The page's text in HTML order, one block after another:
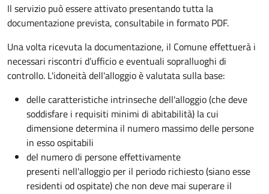
Il servizio può essere attivato presentando tutta la
documentazione prevista, consultabile in formato PDF.
Una volta ricevuta la documentazione, il Comune effettuerà i
necessari riscontri d’ufficio e eventuali sopralluoghi di
controllo. L'idoneità dell'alloggio è valutata sulla base:
delle caratteristiche intrinseche dell'alloggio (che deve
soddisfare i requisiti minimi di abitabilità) la cui
dimensione determina il numero massimo delle persone
in esso ospitabili
del numero di persone effettivamente
presenti nell'alloggio per il periodo richiesto (siano esse
residenti od ospitate) che non deve mai superare il